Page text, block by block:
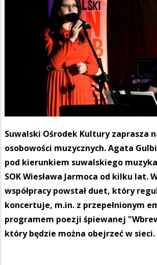
Suwalski Ośrodek Kultury zaprasza
osobowości muzycznych. Agata
pod kierunkiem suwalskiego
SOK Wiesława Jarmoca od kilku lat.
współpracy powstał duet, który
koncertuje, m.in. z przepełnionym
programem poezji śpiewanej
który będzie można obejrzeć w sieci.